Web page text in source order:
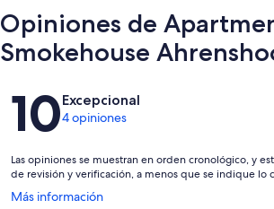
Opiniones de
Smokehouse
Opiniones
10Excepcional
4 opiniones
Las opiniones se muestran en orden cronológico, y
de revisión y verificación, a menos que se indique lo
Más información
Se